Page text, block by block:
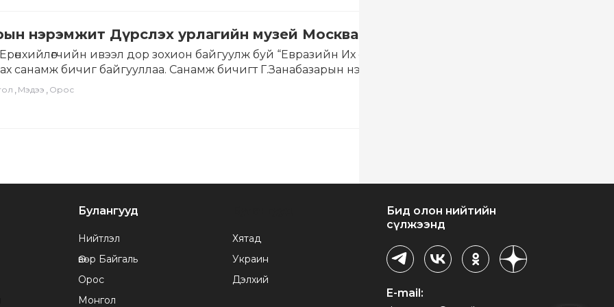
нэрэмжит Дүрслэх урлагийн музей Москвагийн Дорно дахины улсын
ивээл дор зохион байгуулж буй “Евразийн Их солилцоо: ирээдүйн боломж, хамтын
санамж бичиг байгууллаа. Санамж бичигт Г.Занабазарын нэрэмжит Дүрслэх урлагийн музейн
Санамж бичигт тусгаснаар талууд
, Мэдээ , Орос
Булангууд
Нийтлэл
Өвөр Байгаль
Орос
Монгол
Хятад
Украин
Дэлхий
Бид олон нийтийн
сүлжээнд
E-mail: